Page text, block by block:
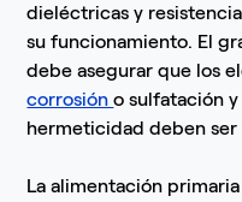
dieléctricas y
su funcionamiento. El
debe asegurar que los
corrosióno sulfatación
hermeticidad deben ser
La alimentación